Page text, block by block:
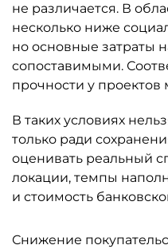
не различается. В
несколько ниже
но основные затраты
сопоставимыми.
прочности у
В таких условиях
только ради
оценивать реальный
локации, темпы
и стоимость
Снижение